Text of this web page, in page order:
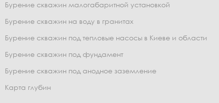
Бурение скважин малогабаритной установкой
Бурение скважин на воду в гранитах
Бурение скважин под тепловые насосы в Киеве и области
Бурение скважин под фундамент
Бурение скважин под анодное заземление
Карта глубин